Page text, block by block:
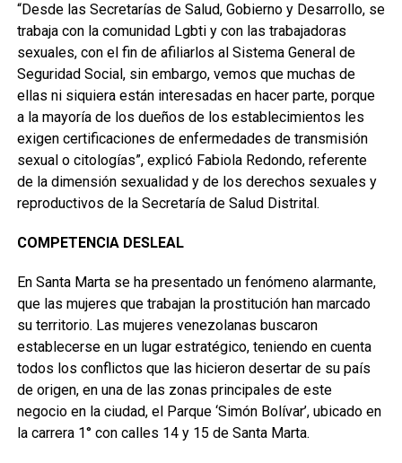
“Desde las Secretarías de Salud, Gobierno y Desarrollo, se
trabaja con la comunidad Lgbti y con las trabajadoras
sexuales, con el fin de afiliarlos al Sistema General de
Seguridad Social, sin embargo, vemos que muchas de
ellas ni siquiera están interesadas en hacer parte, porque
a la mayoría de los dueños de los establecimientos les
exigen certificaciones de enfermedades de transmisión
sexual o citologías”, explicó Fabiola Redondo, referente
de la dimensión sexualidad y de los derechos sexuales y
reproductivos de la Secretaría de Salud Distrital.
COMPETENCIA DESLEAL
En Santa Marta se ha presentado un fenómeno alarmante,
que las mujeres que trabajan la prostitución han marcado
su territorio. Las mujeres venezolanas buscaron
establecerse en un lugar estratégico, teniendo en cuenta
todos los conflictos que las hicieron desertar de su país
de origen, en una de las zonas principales de este
negocio en la ciudad, el Parque ‘Simón Bolívar’, ubicado en
la carrera 1° con calles 14 y 15 de Santa Marta.